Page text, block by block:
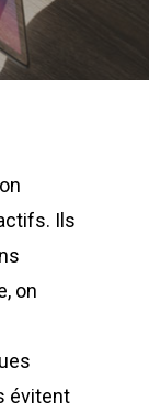
Ils
on
évitent